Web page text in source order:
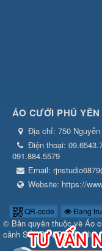
ÁO CƯỚI PHÚ
Địa chỉ: 750
Điện thoại:
091.884.5579
Email:
Website: https://
QR-code Đang
© Bản quyền thuộc về Áo
cảnh Số1 RJN RIN Studio